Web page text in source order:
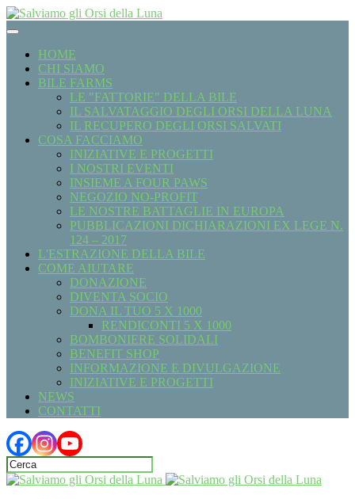
HOME
CHI SIAMO
BILE FARMS
LE "FATTORIE" DELLA BILE
IL SALVATAGGIO DEGLI ORSI DELLA LUNA
IL RECUPERO DEGLI ORSI SALVATI
COSA FACCIAMO
INIZIATIVE E PROGETTI
I NOSTRI EVENTI
INSIEME A FOUR PAWS
NEGOZIO NO-PROFIT
LE NOSTRE BATTAGLIE IN EUROPA
PUBBLICAZIONI DICHIARAZIONI EX LEGE N.
124 – 2017
L'ESTRAZIONE DELLA BILE
COME AIUTARE
DONAZIONE
DIVENTA SOCIO
DONA IL TUO 5 X 1000
RENDICONTI 5 X 1000
BOMBONIERE SOLIDALI
BENEFIT SHOP
INFORMAZIONE E DIVULGAZIONE
INIZIATIVE E PROGETTI
NEWS
CONTATTI